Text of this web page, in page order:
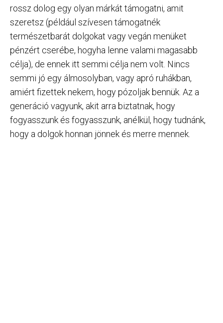
rossz dolog egy olyan márkát támogatni, amit
szeretsz (például szívesen támogatnék
természetbarát dolgokat vagy vegán menüket
pénzért cserébe, hogyha lenne valami magasabb
célja), de ennek itt semmi célja nem volt. Nincs
semmi jó egy álmosolyban, vagy apró ruhákban,
amiért fizettek nekem, hogy pózoljak bennük. Az a
generáció vagyunk, akit arra biztatnak, hogy
fogyasszunk és fogyasszunk, anélkül, hogy tudnánk,
hogy a dolgok honnan jönnek és merre mennek.